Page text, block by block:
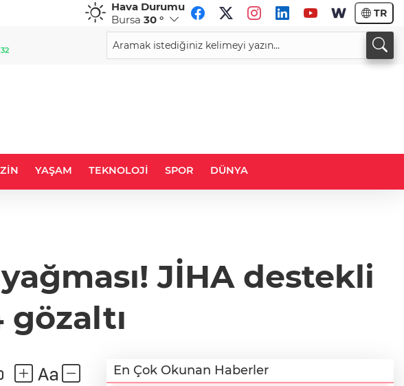
Hava Durumu
Bursa 30 ° TR
CHF
59,0083%0,82
34,1883
YAŞAM TEKNOLOJİ SPOR DÜNYA
JİHA destekli
En Çok Okunan Haberler